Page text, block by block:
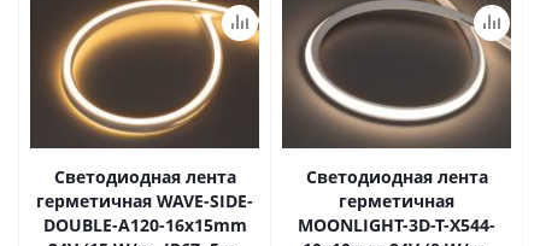
Светодиодная лента
герметичная WAVE-SIDE-
DOUBLE-A120-16x15mm
Светодиодная лента
герметичная
MOONLIGHT-3D-T-X544-